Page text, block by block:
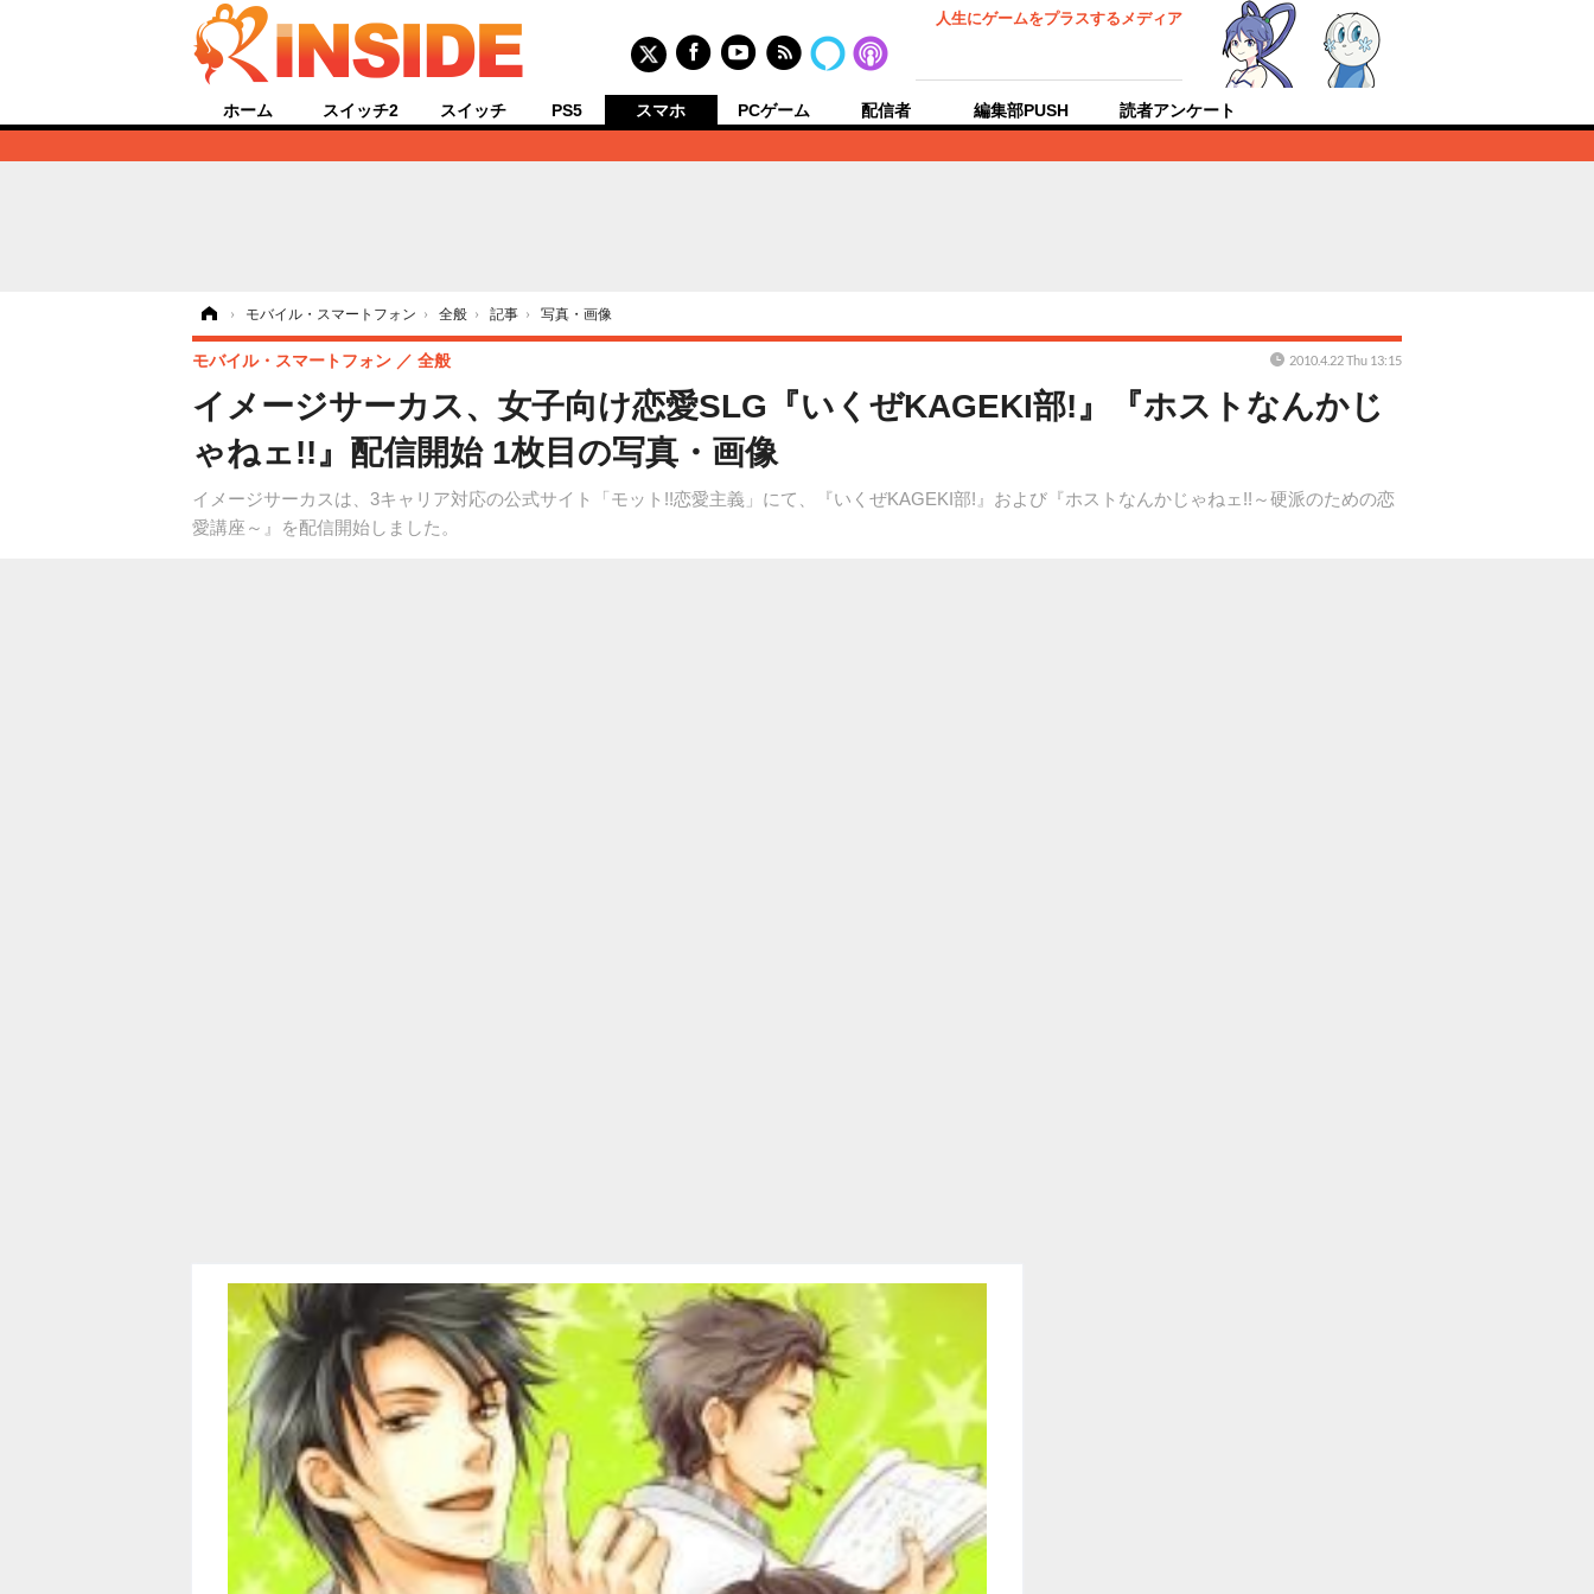
人生にゲームをプラスするメディア
ホーム スイッチ2 スイッチ PS5 スマホ PCゲーム 配信者 編集部PUSH 読者アンケート
› モバイル・スマートフォン › 全般 › 記事 › 写真・画像
イメージサーカス、女子向け恋愛SLG『いくぜKAGEKI部!』『ホストなんかじ
ゃねェ!!』配信開始 1枚目の写真・画像
イメージサーカスは、3キャリア対応の公式サイト「モット!!恋愛主義」にて、『いくぜKAGEKI部!』および『ホストなんかじゃねェ!!～硬派のための恋
愛講座～』を配信開始しました。
モバイル・スマートフォン 全般 2010.4.22 Thu 13:15